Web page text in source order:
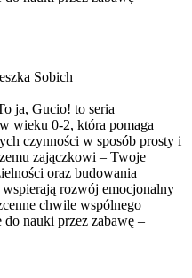
Sobich
ja, Gucio! to seria
wieku 0-2, która pomaga
czynności w sposób prosty i
zajączkowi – Twoje
oraz budowania
rozwój emocjonalny
chwile wspólnego
nauki przez zabawę –